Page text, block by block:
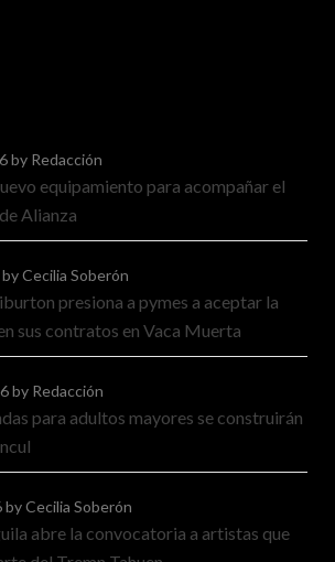
by Redacción
equipamiento para acompañar el
Alianza
by Cecilia Soberón
presiona a pymes a aceptar la
sus contratos en Vaca Muerta
by Redacción
para adultos mayores se construirán
by Cecilia Soberón
abre la convocatoria a artistas que